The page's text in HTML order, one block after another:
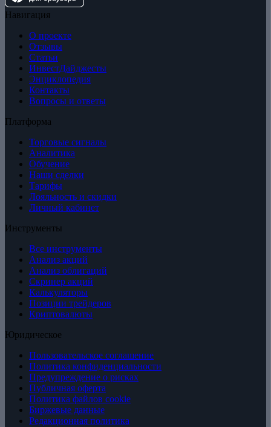
Навигация
О проекте
Отзывы
Статьи
ИнвестДайджесты
Энциклопедия
Контакты
Вопросы и ответы
Платформа
Торговые сигналы
Аналитика
Обучение
Наши сделки
Тарифы
Лояльность и скидки
Личный кабинет
Инструменты
Все инструменты
Анализ акций
Анализ облигаций
Скринер акций
Калькуляторы
Позиции трейдеров
Криптовалюты
Юридическое
Пользовательское соглашение
Политика конфиденциальности
Предупреждение о рисках
Публичная оферта
Политика файлов cookie
Биржевые данные
Редакционная политика